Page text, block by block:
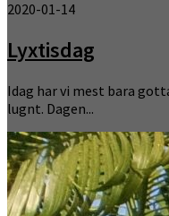
2020-01-14
Lyxtisdag
Idag har vi mest bara
lugnt. Dagen...